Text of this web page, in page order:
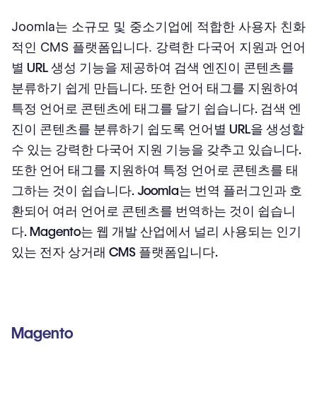
Joomla는 소규모 및 중소기업에 적합한 사용자 친화
적인 CMS 플랫폼입니다. 강력한 다국어 지원과 언어
별 URL 생성 기능을 제공하여 검색 엔진이 콘텐츠를
분류하기 쉽게 만듭니다. 또한 언어 태그를 지원하여
특정 언어로 콘텐츠에 태그를 달기 쉽습니다. 검색 엔
진이 콘텐츠를 분류하기 쉽도록 언어별 URL을 생성할
수 있는 강력한 다국어 지원 기능을 갖추고 있습니다.
또한 언어 태그를 지원하여 특정 언어로 콘텐츠를 태
그하는 것이 쉽습니다. Joomla는 번역 플러그인과 호
환되어 여러 언어로 콘텐츠를 번역하는 것이 쉽습니
다. Magento는 웹 개발 산업에서 널리 사용되는 인기
있는 전자 상거래 CMS 플랫폼입니다.
Magento